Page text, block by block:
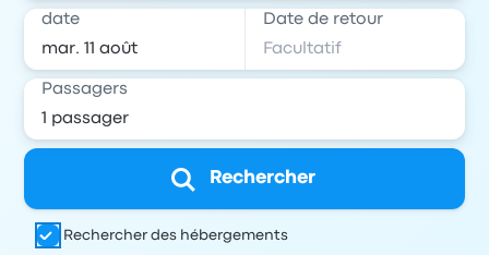
date Date de retour
Passagers
Rechercher
Rechercher des hébergements